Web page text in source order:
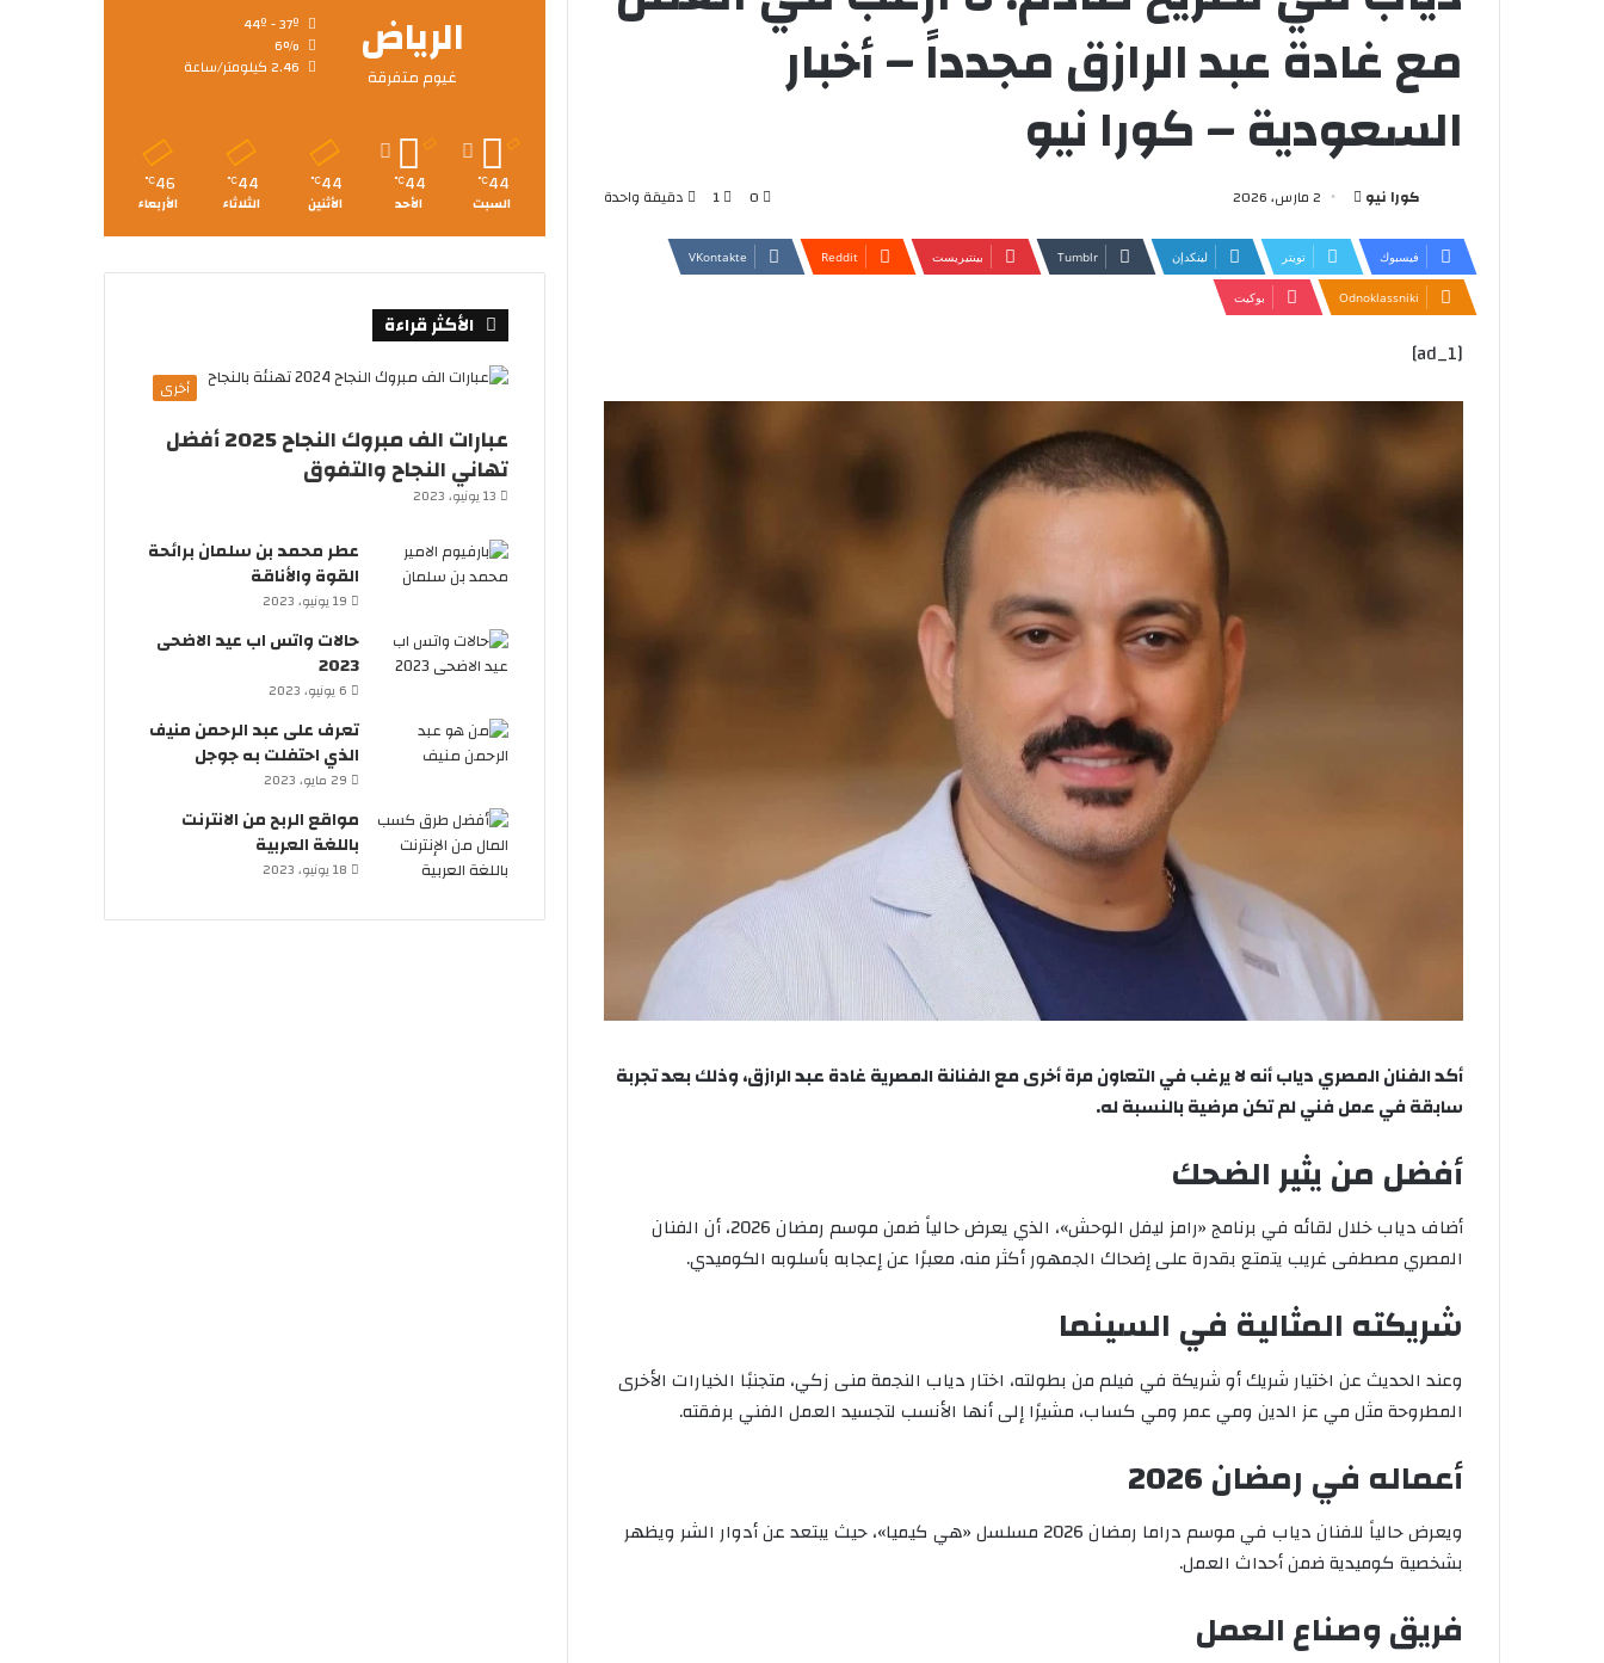
مع غادة عبد الرازق مجدداً – أخبار
السعودية – كورا نيو
كورا نيو
أرسل
إلكترونيا
2 مارس، 2026 0
1 دقيقة واحدة
فيسبوك تويتر لينكدإن بينتيريست
Odnoklassniki بوكيت
[ad_1]
أكد الفنان المصري دياب أنه لا يرغب في التعاون مرة أخرى مع الفنانة المصرية غادة عبد الرازق، وذلك بعد تجربة
سابقة في عمل فني لم تكن مرضية بالنسبة له.
أفضل من يثير الضحك
أضاف دياب خلال لقائه في برنامج «رامز ليفل الوحش»، الذي يعرض حالياً ضمن موسم رمضان 2026، أن الفنان
المصري مصطفى غريب يتمتع بقدرة على إضحاك الجمهور أكثر منه، معبرًا عن إعجابه بأسلوبه الكوميدي.
شريكته المثالية في السينما
وعند الحديث عن اختيار شريك أو شريكة في فيلم من بطولته، اختار دياب النجمة منى زكي، متجنبًا الخيارات الأخرى
المطروحة مثل مي عز الدين ومي عمر ومي كساب، مشيرًا إلى أنها الأنسب لتجسيد العمل الفني برفقته.
أعماله في رمضان 2026
ويعرض حالياً للفنان دياب في موسم دراما رمضان 2026 مسلسل «هي كيميا»، حيث يبتعد عن أدوار الشر ويظهر
بشخصية كوميدية ضمن أحداث العمل.
فريق وصناع العمل
الرياض
غيوم متفرقة
6%
2.46 كيلومتر/ساعة
44
℃
السبت
44
℃
الأحد
44
℃
الأثنين
44
℃
الثلاثاء
46
℃
الأربعاء
الأكثر قراءة
أخرى
عبارات الف مبروك النجاح 2025 أفضل
تهاني النجاح والتفوق
13 يونيو، 2023
عطر محمد بن سلمان برائحة
القوة والأناقة
19 يونيو، 2023
حالات واتس اب عيد الاضحى
2023
6 يونيو، 2023
تعرف على عبد الرحمن منيف
الذي احتفلت به جوجل
29 مايو، 2023
مواقع الربح من الانترنت
باللغة العربية
18 يونيو، 2023